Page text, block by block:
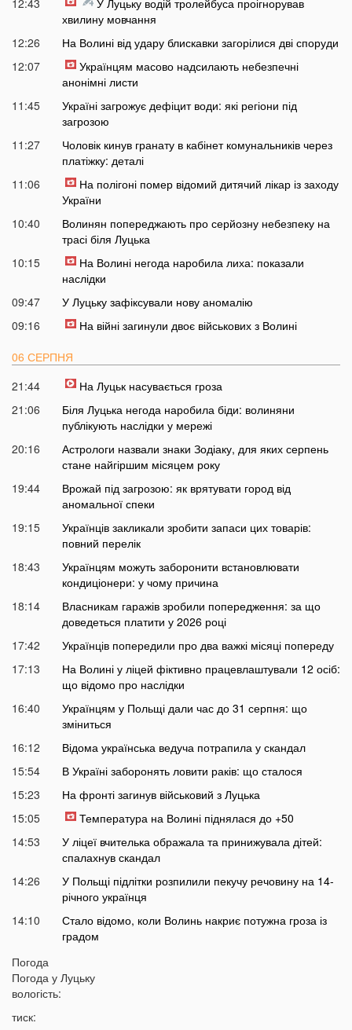
12:43
У Луцьку водій тролейбуса проігнорував
хвилину мовчання
12:26
На Волині від удару блискавки загорілися дві споруди
12:07
Українцям масово надсилають небезпечні
анонімні листи
11:45
Україні загрожує дефіцит води: які регіони під
загрозою
11:27
Чоловік кинув гранату в кабінет комунальників через
платіжку: деталі
11:06
На полігоні помер відомий дитячий лікар із заходу
України
10:40
Волинян попереджають про серйозну небезпеку на
трасі біля Луцька
10:15
На Волині негода наробила лиха: показали
наслідки
09:47
У Луцьку зафіксували нову аномалію
09:16
На війні загинули двоє військових з Волині
06 СЕРПНЯ
21:44
На Луцьк насувається гроза
21:06
Біля Луцька негода наробила біди: волиняни
публікують наслідки у мережі
20:16
Астрологи назвали знаки Зодіаку, для яких серпень
стане найгіршим місяцем року
19:44
Врожай під загрозою: як врятувати город від
аномальної спеки
19:15
Українців закликали зробити запаси цих товарів:
повний перелік
18:43
Українцям можуть заборонити встановлювати
кондиціонери: у чому причина
18:14
Власникам гаражів зробили попередження: за що
доведеться платити у 2026 році
17:42
Українців попередили про два важкі місяці попереду
17:13
На Волині у ліцей фіктивно працевлаштували 12 осіб:
що відомо про наслідки
16:40
Українцям у Польщі дали час до 31 серпня: що
зміниться
16:12
Відома українська ведуча потрапила у скандал
15:54
В Україні заборонять ловити раків: що сталося
15:23
На фронті загинув військовий з Луцька
15:05
Температура на Волині піднялася до +50
14:53
У ліцеї вчителька ображала та принижувала дітей:
спалахнув скандал
14:26
У Польщі підлітки розпилили пекучу речовину на 14-
річного українця
14:10
Стало відомо, коли Волинь накриє потужна гроза із
градом
13:38
сьогодні на вулицю: що сталося
13:17
Погода
Погода у Луцьку
вологість:
тиск: